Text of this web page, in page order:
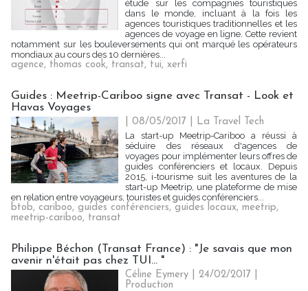
étude sur les compagnies touristiques
dans le monde, incluant à la fois les
agences touristiques traditionnelles et les
agences de voyage en ligne. Cette revient
notamment sur les bouleversements qui ont marqué les opérateurs
mondiaux au cours des 10 dernières...
agence, thomas cook, transat, tui, xerfi
Guides : Meetrip-Cariboo signe avec Transat - Look et
Havas Voyages
| 08/05/2017
La Travel Tech
La start-up Meetrip-Cariboo a réussi à
séduire des réseaux d'agences de
voyages pour implémenter leurs offres de
guides conférenciers et locaux. Depuis
2015, i-tourisme suit les aventures de la
start-up Meetrip, une plateforme de mise
en relation entre voyageurs, touristes et guides conférenciers...
btob, cariboo, guides conférenciers, guides locaux, meetrip,
meetrip-cariboo, transat
Philippe Béchon (Transat France) : "Je savais que mon
avenir n'était pas chez TUI... "
Céline Eymery | 24/02/2017
Production